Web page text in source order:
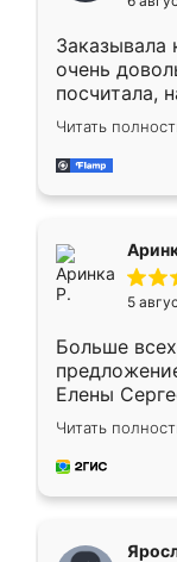
мебели
Заказывала
очень
посчитала,
Замерщик
делу со
за день,
Читать
5
Больше
Елены
короткие
для замера
предложил
Читать